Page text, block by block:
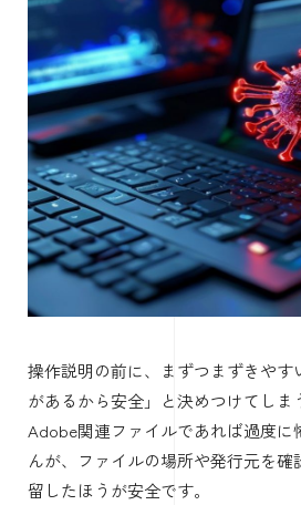
操作説明の前に、まずつまずきや
があるから安全」と決めつけてしま
Adobe関連ファイルであれば過度に
んが、ファイルの場所や発行元を
留したほうが安全です。